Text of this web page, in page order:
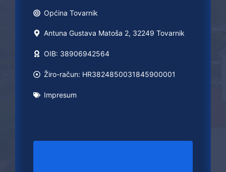
Općina Tovarnik
Antuna Gustava Matoša 2, 32249 Tovarnik
OIB: 38906942564
Žiro-račun: HR3824850031845900001
Impresum